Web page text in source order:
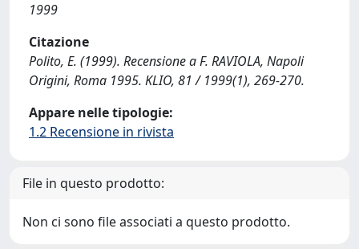
1999
Citazione
Polito, E. (1999). Recensione a F. RAVIOLA, Napoli
Origini, Roma 1995. KLIO, 81 / 1999(1), 269-270.
Appare nelle tipologie:
1.2 Recensione in rivista
File in questo prodotto:
Non ci sono file associati a questo prodotto.